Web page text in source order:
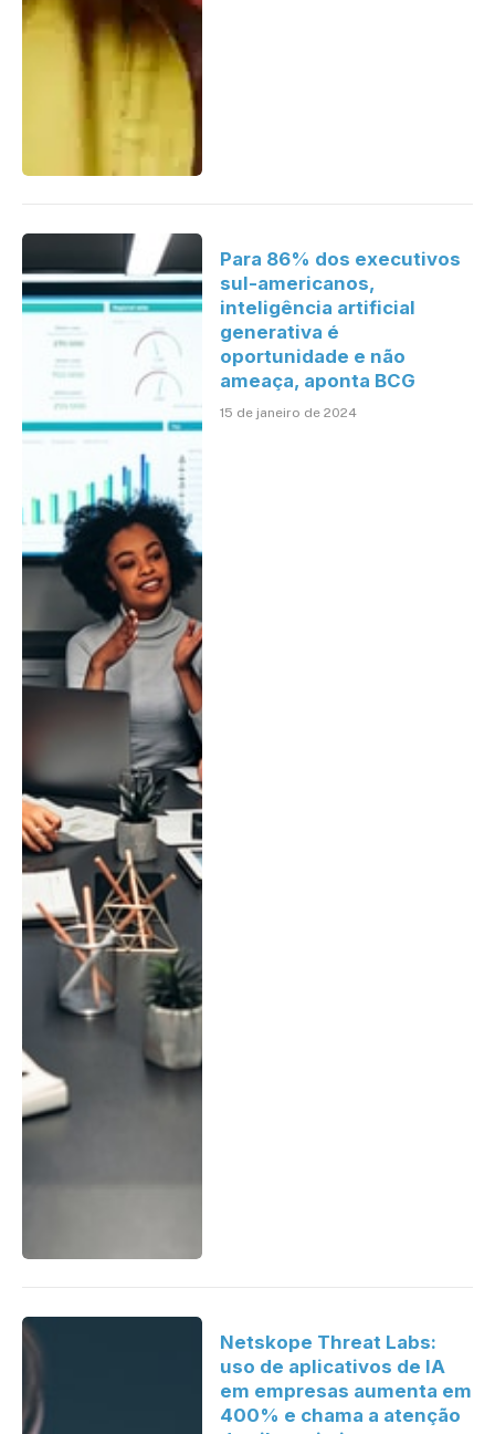
Para 86% dos executivos
sul-americanos,
inteligência artificial
generativa é
oportunidade e não
ameaça, aponta BCG
15 de janeiro de 2024
Netskope Threat Labs:
uso de aplicativos de IA
em empresas aumenta em
400% e chama a atenção